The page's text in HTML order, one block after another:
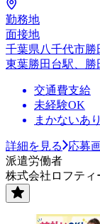
勤務地
面接地
千葉県八千代市勝
東葉勝田台駅、勝
交通費支給
未経験OK
まかないあり
詳細を見る
応募
派遣労働者
株式会社ロフティ